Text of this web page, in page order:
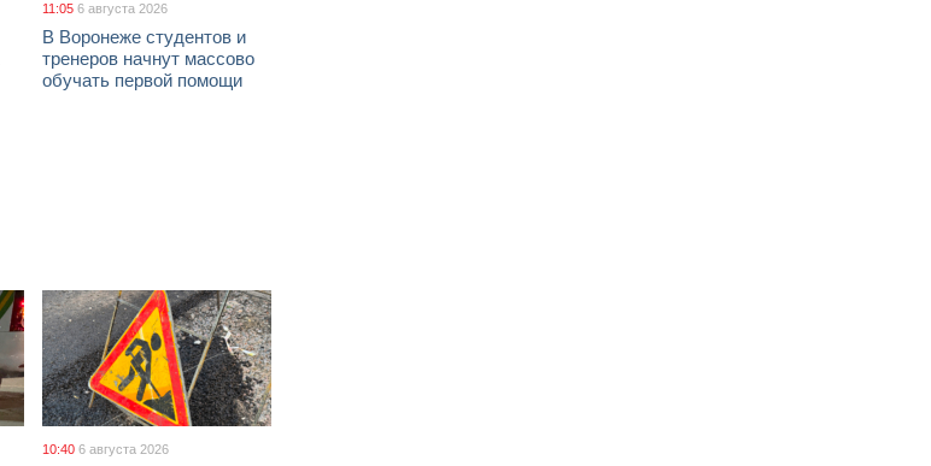
11:05 6 августа 2026
В Воронеже студентов и
тренеров начнут массово
обучать первой помощи
10:40 6 августа 2026